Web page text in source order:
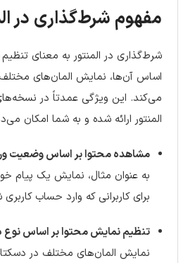
مفهوم شرط‌گذاری در
شرط‌گذاری در المنتور به معنای
اساس آن‌ها، نمایش المان‌های
می‌کند. این ویژگی عمدتاً در
المنتور ارائه شده و به شما امکان
مشاهده محتوا بر اساس وضعیت
به عنوان مثال، نمایش یک پیام
برای کاربرانی که وارد حساب
تنظیم نمایش محتوا بر اساس نوع
نمایش المان‌های مختلف در